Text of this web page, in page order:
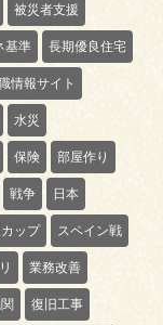
被災者支援
基準 長期優良住宅
情報サイト
水災
保険 部屋作り
戦争 日本
ップ スペイン戦
業務改善
復旧工事